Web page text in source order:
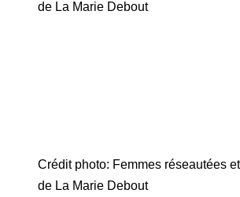
de La Marie Debout
Crédit photo: Femmes réseautées
de La Marie Debout